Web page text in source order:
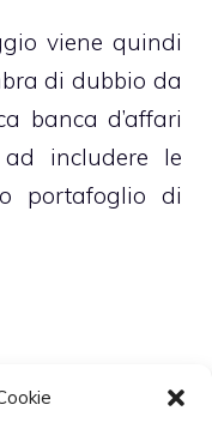
viene quindi
di dubbio da
banca d’affari
includere le
portafoglio di